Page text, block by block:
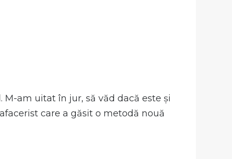
am uitat în jur, să văd dacă este și
care a găsit o metodă nouă